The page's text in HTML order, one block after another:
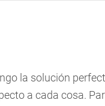
la solución
a cada cosa.